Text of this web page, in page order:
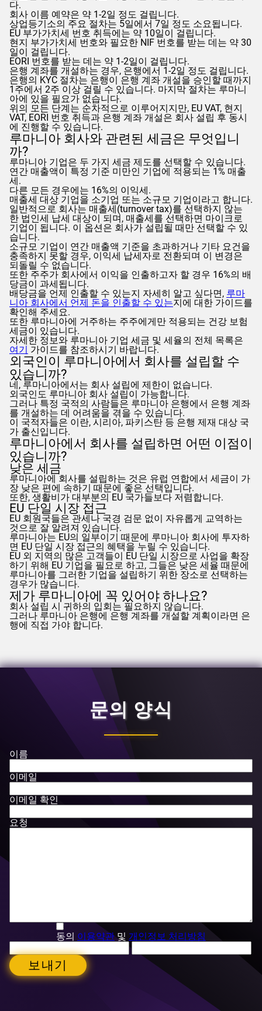
다.
회사 이름 예약은 약 1-2일 정도 걸립니다.
상업등기소의 주요 절차는 5일에서 7일 정도 소요됩니다.
EU 부가가치세 번호 취득에는 약 10일이 걸립니다.
현지 부가가치세 번호와 필요한 NIF 번호를 받는 데는 약 30
일이 걸립니다.
EORI 번호를 받는 데는 약 1-2일이 걸립니다.
은행 계좌를 개설하는 경우, 은행에서 1-2일 정도 걸립니다.
은행의 KYC 절차는 은행이 은행 계좌 개설을 승인할 때까지
1주에서 2주 이상 걸릴 수 있습니다. 마지막 절차는 루마니
아에 있을 필요가 없습니다.
위의 모든 단계는 순차적으로 이루어지지만, EU VAT, 현지
VAT, EORI 번호 취득과 은행 계좌 개설은 회사 설립 후 동시
에 진행할 수 있습니다.
루마니아 회사와 관련된 세금은 무엇입니
까?
루마니아 기업은 두 가지 세금 제도를 선택할 수 있습니다.
연간 매출액이 특정 기준 미만인 기업에 적용되는 1% 매출
세.
다른 모든 경우에는 16%의 이익세.
매출세 대상 기업을 소기업 또는 소규모 기업이라고 합니다.
일반적으로 회사는 매출세(turnover tax)를 선택하지 않는
한 법인세 납세 대상이 되며, 매출세를 선택하면 마이크로
기업이 됩니다. 이 옵션은 회사가 설립될 때만 선택할 수 있
습니다.
소규모 기업이 연간 매출액 기준을 초과하거나 기타 요건을
충족하지 못할 경우, 이익세 납세자로 전환되며 이 변경은
되돌릴 수 없습니다.
또한 주주가 회사에서 이익을 인출하고자 할 경우 16%의 배
당금이 과세됩니다.
배당금을 언제 인출할 수 있는지 자세히 알고 싶다면, 루마
니아 회사에서 언제 돈을 인출할 수 있는지에 대한 가이드를
확인해 주세요.
또한 루마니아에 거주하는 주주에게만 적용되는 건강 보험
세금이 있습니다.
자세한 정보와 루마니아 기업 세금 및 세율의 전체 목록은
여기 가이드를 참조하시기 바랍니다.
외국인이 루마니아에서 회사를 설립할 수
있습니까?
네, 루마니아에서는 회사 설립에 제한이 없습니다.
외국인도 루마니아 회사 설립이 가능합니다.
그러나 특정 국적의 사람들은 루마니아 은행에서 은행 계좌
를 개설하는 데 어려움을 겪을 수 있습니다.
이 국적자들은 이란, 시리아, 파키스탄 등 은행 제재 대상 국
가 출신입니다.
루마니아에서 회사를 설립하면 어떤 이점이
있습니까?
낮은 세금
루마니아에 회사를 설립하는 것은 유럽 연합에서 세금이 가
장 낮은 편에 속하기 때문에 좋은 선택입니다.
또한, 생활비가 대부분의 EU 국가들보다 저렴합니다.
EU 단일 시장 접근
EU 회원국들은 관세나 국경 검문 없이 자유롭게 교역하는
것으로 잘 알려져 있습니다.
루마니아는 EU의 일부이기 때문에 루마니아 회사에 투자하
면 EU 단일 시장 접근의 혜택을 누릴 수 있습니다.
EU 외 지역의 많은 고객들이 EU 단일 시장으로 사업을 확장
하기 위해 EU 기업을 필요로 하고, 그들은 낮은 세율 때문에
루마니아를 그러한 기업을 설립하기 위한 장소로 선택하는
경우가 많습니다.
제가 루마니아에 꼭 있어야 하나요?
회사 설립 시 귀하의 입회는 필요하지 않습니다.
그러나 루마니아 은행에 은행 계좌를 개설할 계획이라면 은
행에 직접 가야 합니다.
문의 양식
이름
이메일
이메일 확인
요청
동의 이용약관및 개인정보 처리방침
보내기